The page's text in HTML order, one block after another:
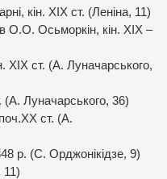
кін. ХІХ ст. (Леніна, 11)
О.О. Осьморкін, кін. ХІХ –
ХІХ ст. (А. Луначарського,
Луначарського, 36)
ст. (А.
р. (С. Орджонікідзе, 9)
11)